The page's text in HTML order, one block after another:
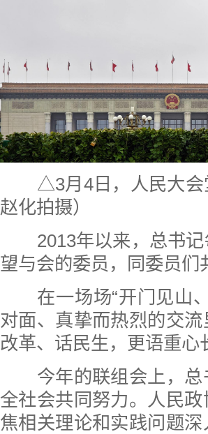
△3月4日，人民大会
赵化拍摄）
2013年以来，总书记
望与会的委员，同委员们
在一场场“开门见山、
对面、真挚而热烈的交
改革、话民生，更语重心
今年的联组会上，总
全社会共同努力。人民
焦相关理论和实践问题